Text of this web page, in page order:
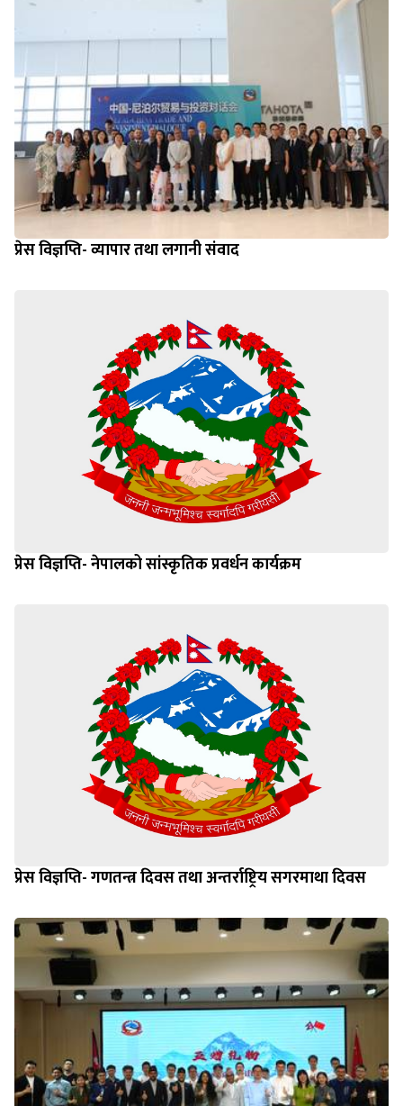
प्रेस विज्ञप्ति- व्यापार तथा लगानी संवाद
प्रेस विज्ञप्ति- नेपालको सांस्कृतिक प्रवर्धन कार्यक्रम
प्रेस विज्ञप्ति- गणतन्त्र दिवस तथा अन्तर्राष्ट्रिय सगरमाथा दिवस